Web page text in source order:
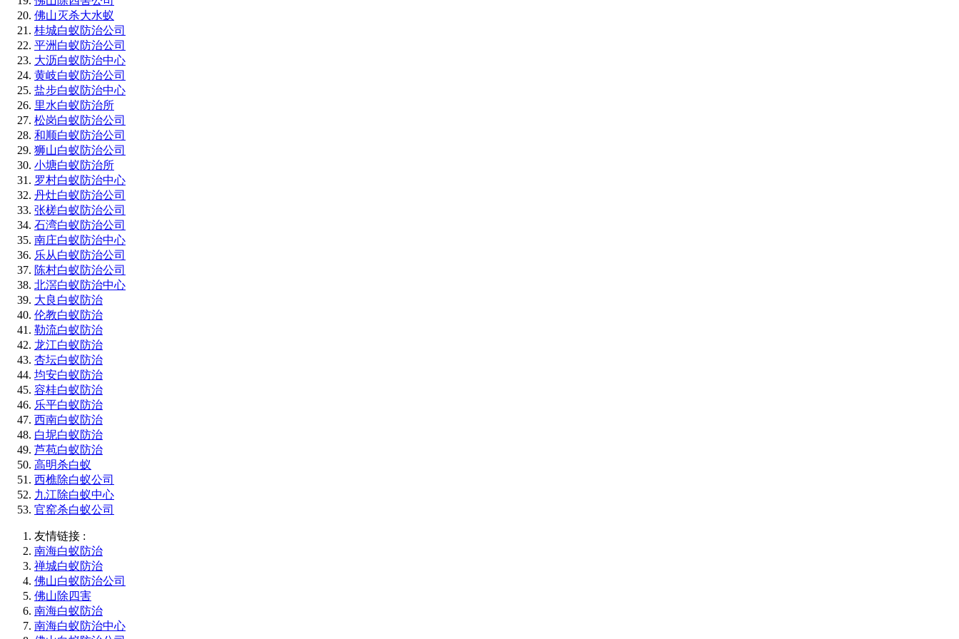
佛山灭杀大水蚁
桂城白蚁防治公司
平洲白蚁防治公司
大沥白蚁防治中心
黄岐白蚁防治公司
盐步白蚁防治中心
里水白蚁防治所
松岗白蚁防治公司
和顺白蚁防治公司
狮山白蚁防治公司
小塘白蚁防治所
罗村白蚁防治中心
丹灶白蚁防治公司
张槎白蚁防治公司
石湾白蚁防治公司
南庄白蚁防治中心
乐从白蚁防治公司
陈村白蚁防治公司
北滘白蚁防治中心
大良白蚁防治
伦教白蚁防治
勒流白蚁防治
龙江白蚁防治
杏坛白蚁防治
均安白蚁防治
容桂白蚁防治
乐平白蚁防治
西南白蚁防治
白坭白蚁防治
芦苞白蚁防治
高明杀白蚁
西樵除白蚁公司
九江除白蚁中心
官窑杀白蚁公司
友情链接 :
南海白蚁防治
禅城白蚁防治
佛山白蚁防治公司
佛山除四害
南海白蚁防治
南海白蚁防治中心